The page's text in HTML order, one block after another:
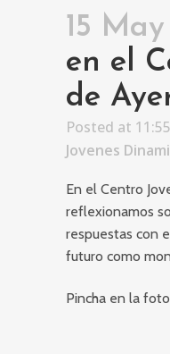
15 May
en el
de
Posted at
Jovenes
En el Centro
reflexionamos
respuestas con
futuro como
Pincha en la